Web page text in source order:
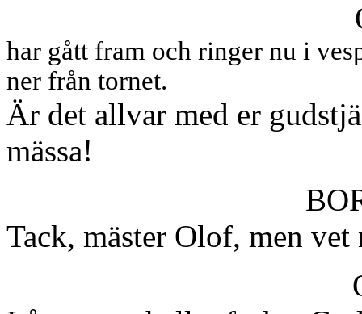
har gått fram och ringer nu i
ner från tornet.
Är det allvar med er
mässa!
Tack, mäster Olof, men